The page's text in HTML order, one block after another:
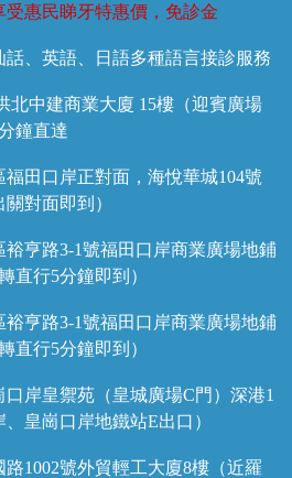
惠民睇牙特惠價，免診金
、英語、日語多種語言接診服務
北中建商業大廈 15樓（迎賓廣場
鐘直達
田口岸正對面，海悅華城104號
對面即到）
亨路3-1號福田口岸商業廣場地鋪
直行5分鐘即到）
亨路3-1號福田口岸商業廣場地鋪
直行5分鐘即到）
岸皇禦苑（皇城廣場C門）深港1
皇崗口岸地鐵站E出口）
1002號外貿輕工大廈8樓（近羅